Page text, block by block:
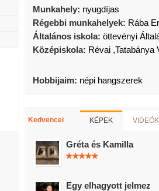
Munkahely: nyugdíjas
Régebbi munkahelyek: Rába
Általános iskola: öttevényi
Középiskola: Révai ,Tatabánya
Hobbijaim: népi hangszerek
Kedvencei KÉPEK VIDEÓK
Gréta és Kamilla
Egy elhagyott jelmez